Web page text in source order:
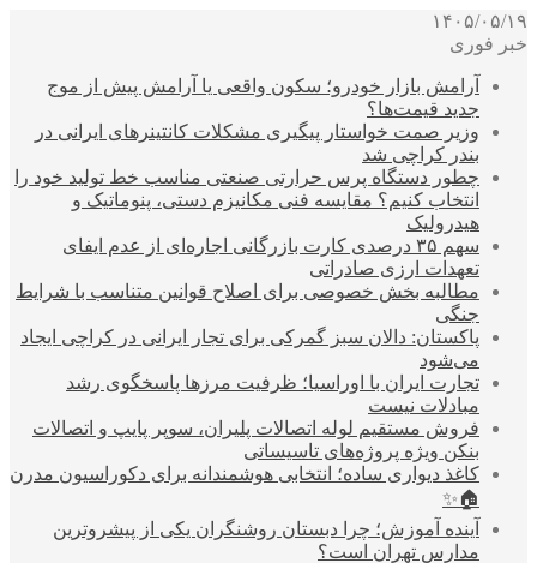
۱۴۰۵/۰۵/۱۹
خبر فوری
آرامش بازار خودرو؛ سکون واقعی یا آرامش پیش از موج
جدید قیمت‌ها؟
وزیر صمت خواستار پیگیری مشکلات کانتینرهای ایرانی در
بندر کراچی شد
چطور دستگاه پرس حرارتی صنعتی مناسب خط تولید خود را
انتخاب کنیم؟ مقایسه فنی مکانیزم دستی، پنوماتیک و
هیدرولیک
سهم ۳۵ درصدی کارت بازرگانی اجاره‌ای از عدم ایفای
تعهدات ارزی صادراتی
مطالبه بخش خصوصی برای اصلاح قوانین متناسب با شرایط
جنگی
پاکستان: دالان سبز گمرکی برای تجار ایرانی در کراچی ایجاد
می‌شود
تجارت ایران با اوراسیا؛ ظرفیت مرزها پاسخگوی رشد
مبادلات نیست
فروش مستقیم لوله اتصالات پلیران، سوپر پایپ و اتصالات
بنکن ویژه پروژه‌های تاسیساتی
کاغذ دیواری ساده؛ انتخابی هوشمندانه برای دکوراسیون مدرن
🏠✨
آینده آموزش؛ چرا دبستان روشنگران یکی از پیشروترین
مدارس تهران است؟